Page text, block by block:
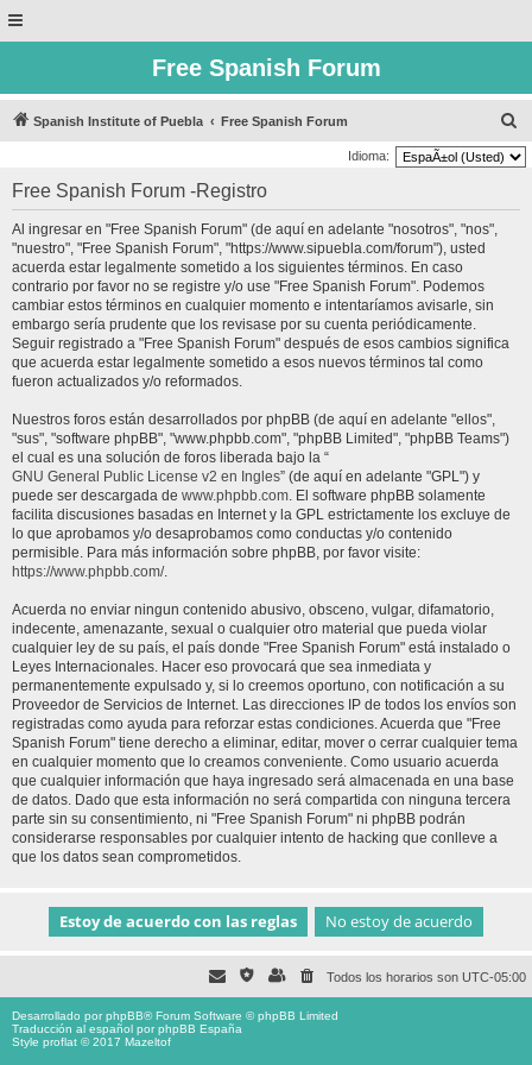
Free Spanish Forum
Spanish Institute of Puebla Free Spanish Forum
u
Idioma:
Free Spanish Forum -Registro
Al ingresar en "Free Spanish Forum" (de aquí en adelante "nosotros", "nos",
"nuestro", "Free Spanish Forum", "https://www.sipuebla.com/forum"), usted
acuerda estar legalmente sometido a los siguientes términos. En caso
contrario por favor no se registre y/o use "Free Spanish Forum". Podemos
cambiar estos términos en cualquier momento e intentaríamos avisarle, sin
embargo sería prudente que los revisase por su cuenta periódicamente.
Seguir registrado a "Free Spanish Forum" después de esos cambios significa
que acuerda estar legalmente sometido a esos nuevos términos tal como
fueron actualizados y/o reformados.
Nuestros foros están desarrollados por phpBB (de aquí en adelante "ellos",
"sus", "software phpBB", "www.phpbb.com", "phpBB Limited", "phpBB Teams")
el cual es una solución de foros liberada bajo la “
GNU General Public License v2 en Ingles” (de aquí en adelante "GPL") y
puede ser descargada de www.phpbb.com. El software phpBB solamente
facilita discusiones basadas en Internet y la GPL estrictamente los excluye de
lo que aprobamos y/o desaprobamos como conductas y/o contenido
permisible. Para más información sobre phpBB, por favor visite:
https://www.phpbb.com/.
Acuerda no enviar ningun contenido abusivo, obsceno, vulgar, difamatorio,
indecente, amenazante, sexual o cualquier otro material que pueda violar
cualquier ley de su país, el país donde "Free Spanish Forum" está instalado o
Leyes Internacionales. Hacer eso provocará que sea inmediata y
permanentemente expulsado y, si lo creemos oportuno, con notificación a su
Proveedor de Servicios de Internet. Las direcciones IP de todos los envíos son
registradas como ayuda para reforzar estas condiciones. Acuerda que "Free
Spanish Forum" tiene derecho a eliminar, editar, mover o cerrar cualquier tema
en cualquier momento que lo creamos conveniente. Como usuario acuerda
que cualquier información que haya ingresado será almacenada en una base
de datos. Dado que esta información no será compartida con ninguna tercera
parte sin su consentimiento, ni "Free Spanish Forum" ni phpBB podrán
considerarse responsables por cualquier intento de hacking que conlleve a
que los datos sean comprometidos.
Todos los horarios son UTC-05:00
Desarrollado porphpBB® Forum Software © phpBB Limited
Traducción al español porphpBB España
Style proflat © 2017 Mazeltof